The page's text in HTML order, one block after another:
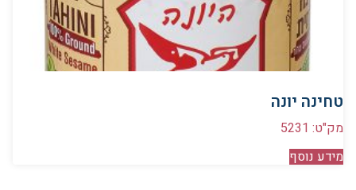
טחינה יונה
מק"ט: 5231
מידע נוסף